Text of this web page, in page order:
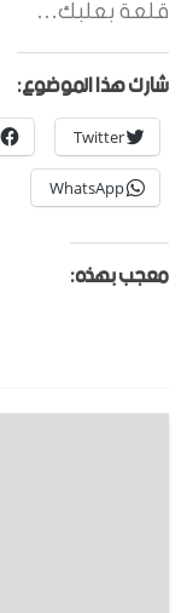
قلعة بعلبك…
شارك هذا الموضوع:
Twitter
WhatsApp
معجب بهذه: